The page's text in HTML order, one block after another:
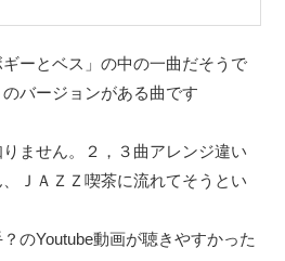
ーとベス」の中の一曲だそうで
バージョンがある曲です
ません。２，３曲アレンジ違い
ＪＡＺＺ喫茶に流れてそうとい
Youtube動画が聴きやすかった